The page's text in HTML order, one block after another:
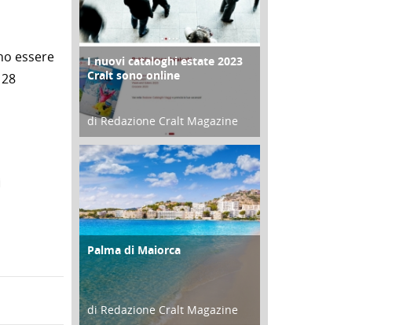
essere
CONTRO COPERTINA
I nuovi cataloghi estate 2023
Cralt sono online
di Redazione Cralt Magazine
07 Marzo 2023
ATTIVITÀ
Palma di Maiorca
di Redazione Cralt Magazine